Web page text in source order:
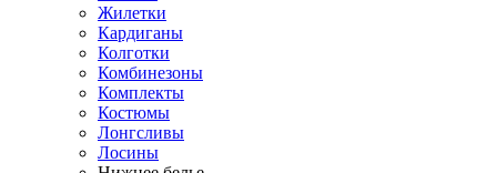
Жилетки
Кардиганы
Колготки
Комбинезоны
Комплекты
Костюмы
Лонгсливы
Лосины